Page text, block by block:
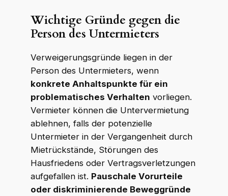
Wichtige Gründe gegen die
Person des Untermieters
Verweigerungsgründe liegen in der
Person des Untermieters, wenn
konkrete Anhaltspunkte für ein
problematisches Verhalten vorliegen.
Vermieter können die Untervermietung
ablehnen, falls der potenzielle
Untermieter in der Vergangenheit durch
Mietrückstände, Störungen des
Hausfriedens oder Vertragsverletzungen
aufgefallen ist. Pauschale Vorurteile
oder diskriminierende Beweggründe